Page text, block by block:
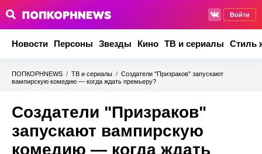
Войти
Новости Персоны Звезды Кино ТВ и сериалы Стиль
ПОПКОРНNEWS / ТВ и сериалы / Создатели "Призраков" запускают
вампирскую комедию — когда ждать премьеру?
Создатели "Призраков"
запускают вампирскую
комедию — когда ждать